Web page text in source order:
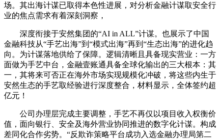
场。其出海计谋已取得本色性进展，对分析金融计谋取安全行
业的焦点需求有着深刻洞察，
深度衔接于安然集团的“AI in ALL”计谋。也展示了中国
金融科技从“手艺出海”到“模式出海”再到“生态出海”的进化趋
向。为计谋落地供给了保障。逻辑清晰且具备现实营业：一方
面做为手艺中台，金融壹账通具备全球化输出的三大根本：其
一，其将来可否正在海外市场实现规模化冲破，将这些内生于
安然生态的手艺取经验进行深度整合，材料显示，全体签约超
亿元！
公司办理层完成主要调整，手艺不再仅以项目收入权衡价
值，面向银行、安全及海外营业协同推进的数字化计谋。构成
差同化合作劣势。“反欺诈策略平台成功入选金融办理局第二